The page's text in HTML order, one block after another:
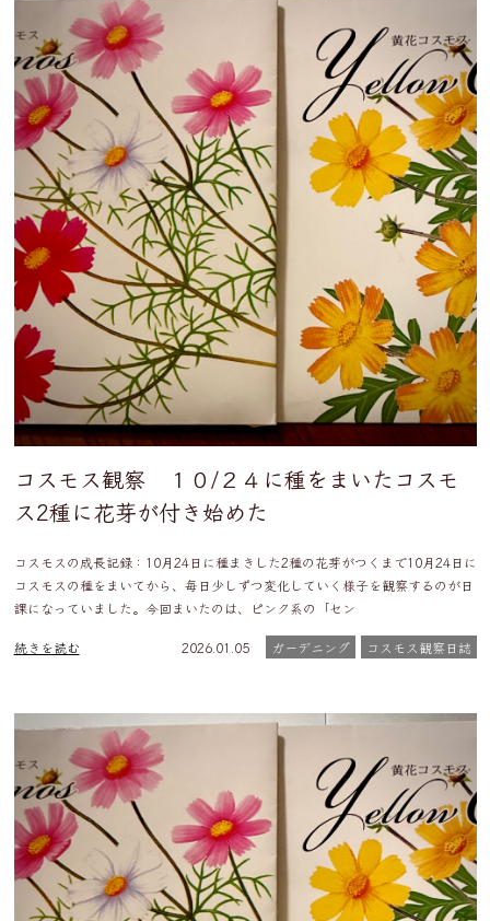
コスモス観察 １０/２４に種をまいたコスモ
ス2種に花芽が付き始めた
コスモスの成長記録：10月24日に種まきした2種の花芽がつくまで10月24日に
コスモスの種をまいてから、毎日少しずつ変化していく様子を観察するのが日
課になっていました。今回まいたのは、ピンク系の「セン
続きを読む 2026.01.05 ガーデニング コスモス観察日誌